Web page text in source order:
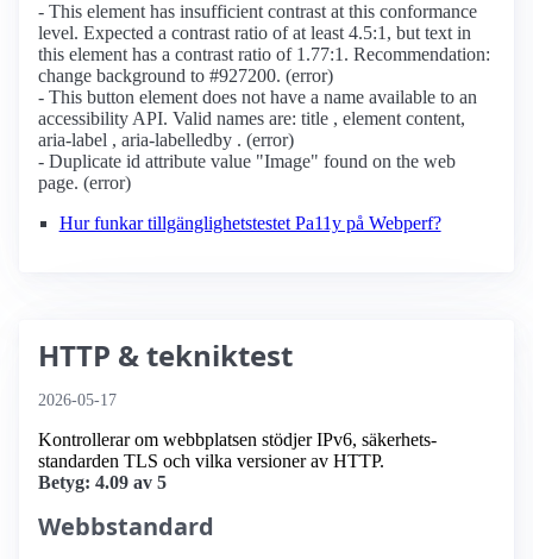
- This element has insufficient contrast at this conformance
level. Expected a contrast ratio of at least 4.5:1, but text in
this element has a contrast ratio of 1.77:1. Recommendation:
change background to #927200. (error)
- This button element does not have a name available to an
accessibility API. Valid names are: title , element content,
aria-label , aria-labelledby . (error)
- Duplicate id attribute value "Image" found on the web
page. (error)
Hur funkar tillgänglighetstestet Pa11y på Webperf?
HTTP & tekniktest
2026-05-17
Kontrollerar om webbplatsen stödjer IPv6, säkerhets­
standarden TLS och vilka versioner av HTTP.
Betyg: 4.09 av 5
Webbstandard